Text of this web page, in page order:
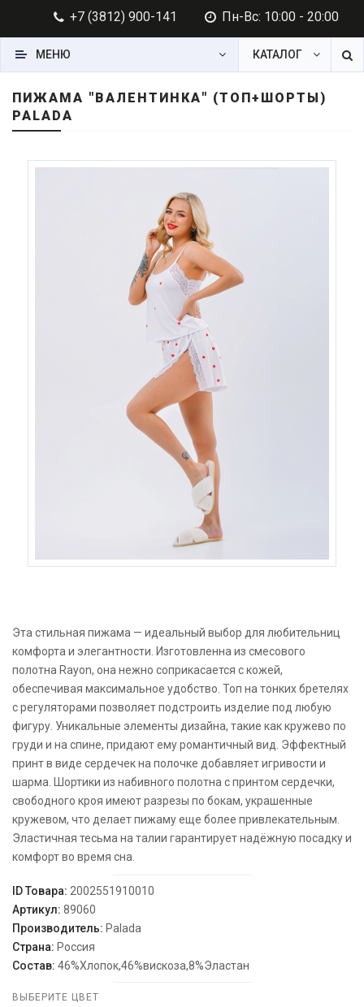
+7 (3812) 900-141 Пн-Вс: 10:00 - 20:00
КАТАЛОГ
МЕНЮ
ПИЖАМА "ВАЛЕНТИНКА" (ТОП+ШОРТЫ)
PALADA
Эта стильная пижама — идеальный выбор для любительниц
комфорта и элегантности. Изготовленна из смесового
полотна Rayon, она нежно соприкасается с кожей,
обеспечивая максимальное удобство. Топ на тонких бретелях
с регуляторами позволяет подстроить изделие под любую
фигуру. Уникальные элементы дизайна, такие как кружево по
груди и на спине, придают ему романтичный вид. Эффектный
принт в виде сердечек на полочке добавляет игривости и
шарма. Шортики из набивного полотна с принтом сердечки,
свободного кроя имеют разрезы по бокам, украшенные
кружевом, что делает пижаму еще более привлекательным.
Эластичная тесьма на талии гарантирует надёжную посадку и
комфорт во время сна.
ID Товара: 2002551910010
Артикул: 89060
Производитель: Palada
Страна: Россия
Состав: 46%Хлопок,46%вискоза,8%Эластан
ВЫБЕРИТЕ ЦВЕТ